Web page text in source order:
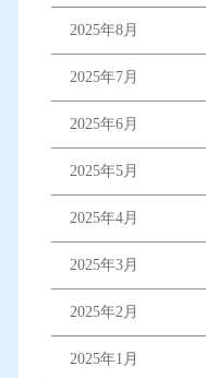
2025年8月
2025年7月
2025年6月
2025年5月
2025年4月
2025年3月
2025年2月
2025年1月